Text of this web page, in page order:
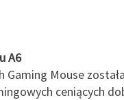
A6
Gaming Mouse
ceniących